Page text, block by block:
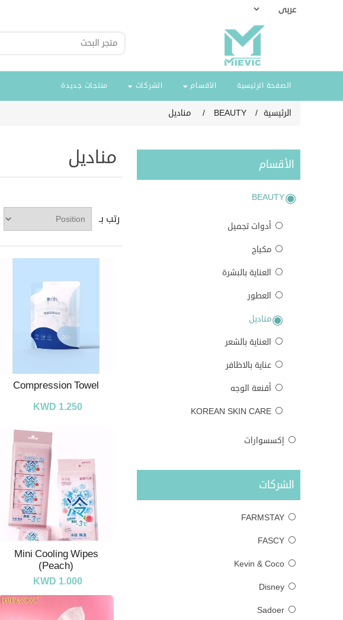
الصفحة الرئيسية الأقسام الشركات منتجات جديدة
الرئيسية /
BEAUTY
/ مناديل
الأقسام
BEAUTY
أدوات تجميل
مكياج
العناية بالبشرة
العطور
مناديل
العناية بالشعر
عناية بالاظافر
أقنعة الوجه
KOREAN SKIN CARE
إكسسوارات
الشركات
FARMSTAY
FASCY
Kevin & Coco
Disney
Sadoer
مناديل
رتب بـ
Compression Towel
KWD 1.250
Mini Cooling Wipes
(Peach)
KWD 1.000